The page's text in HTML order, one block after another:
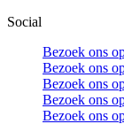
Social
Bezoek ons
Bezoek ons
Bezoek ons
Bezoek ons
Bezoek ons